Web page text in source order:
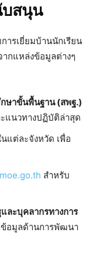
สนุน
ารเยี่ยมบ้านนักเรียน
กแหล่งข้อมูลต่างๆ
ษาขั้นพื้นฐาน (สพฐ.)
แนวทางปฏิบัติล่าสุด
นแต่ละจังหวัด เพื่อ
สำหรับ
ละบุคลากรทางการ
ข้อมูลด้านการพัฒนา